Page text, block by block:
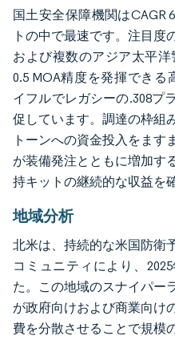
国土安全保障機関はCAGR
トの中で最速です。注目度
および複数のアジア太平
0.5 MOA精度を発揮できる
イフルでレガシーの.308プ
促しています。調達の枠組
トーンへの資金投入をます
が装備発注とともに増加す
持キットの継続的な収益を
地域分析
北米は、持続的な米国防衛
コミュニティにより、
た。この地域のスナイパー
が政府向けおよび商業向け
費を分散させることで規模